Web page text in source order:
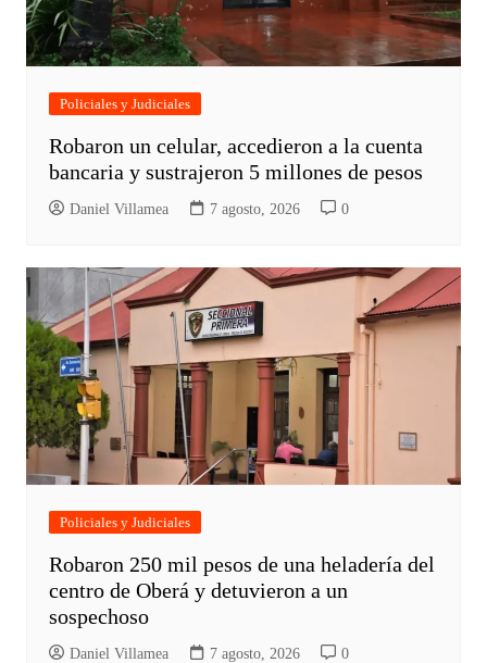
Policiales y Judiciales
Robaron un celular, accedieron a la cuenta
bancaria y sustrajeron 5 millones de pesos
Daniel Villamea 7 agosto, 2026 0
Policiales y Judiciales
Robaron 250 mil pesos de una heladería del
centro de Oberá y detuvieron a un
sospechoso
Daniel Villamea 7 agosto, 2026 0